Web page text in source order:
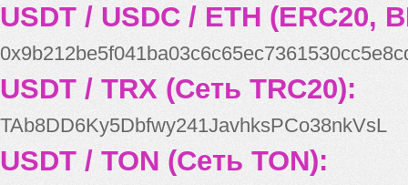
USDT / USDC / ETH (ERC20,
USDT / TRX (Сеть TRC20):
TAb8DD6Ky5Dbfwy241JavhksPCo38nkVsL
USDT / TON (Сеть TON):